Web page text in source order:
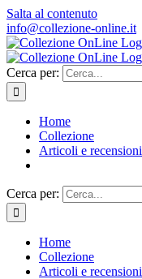
Salta al contenuto
info@collezione-online.it
Cerca per:
Home
Collezione
Articoli e recensioni
Cerca per:
Home
Collezione
Articoli e recensioni